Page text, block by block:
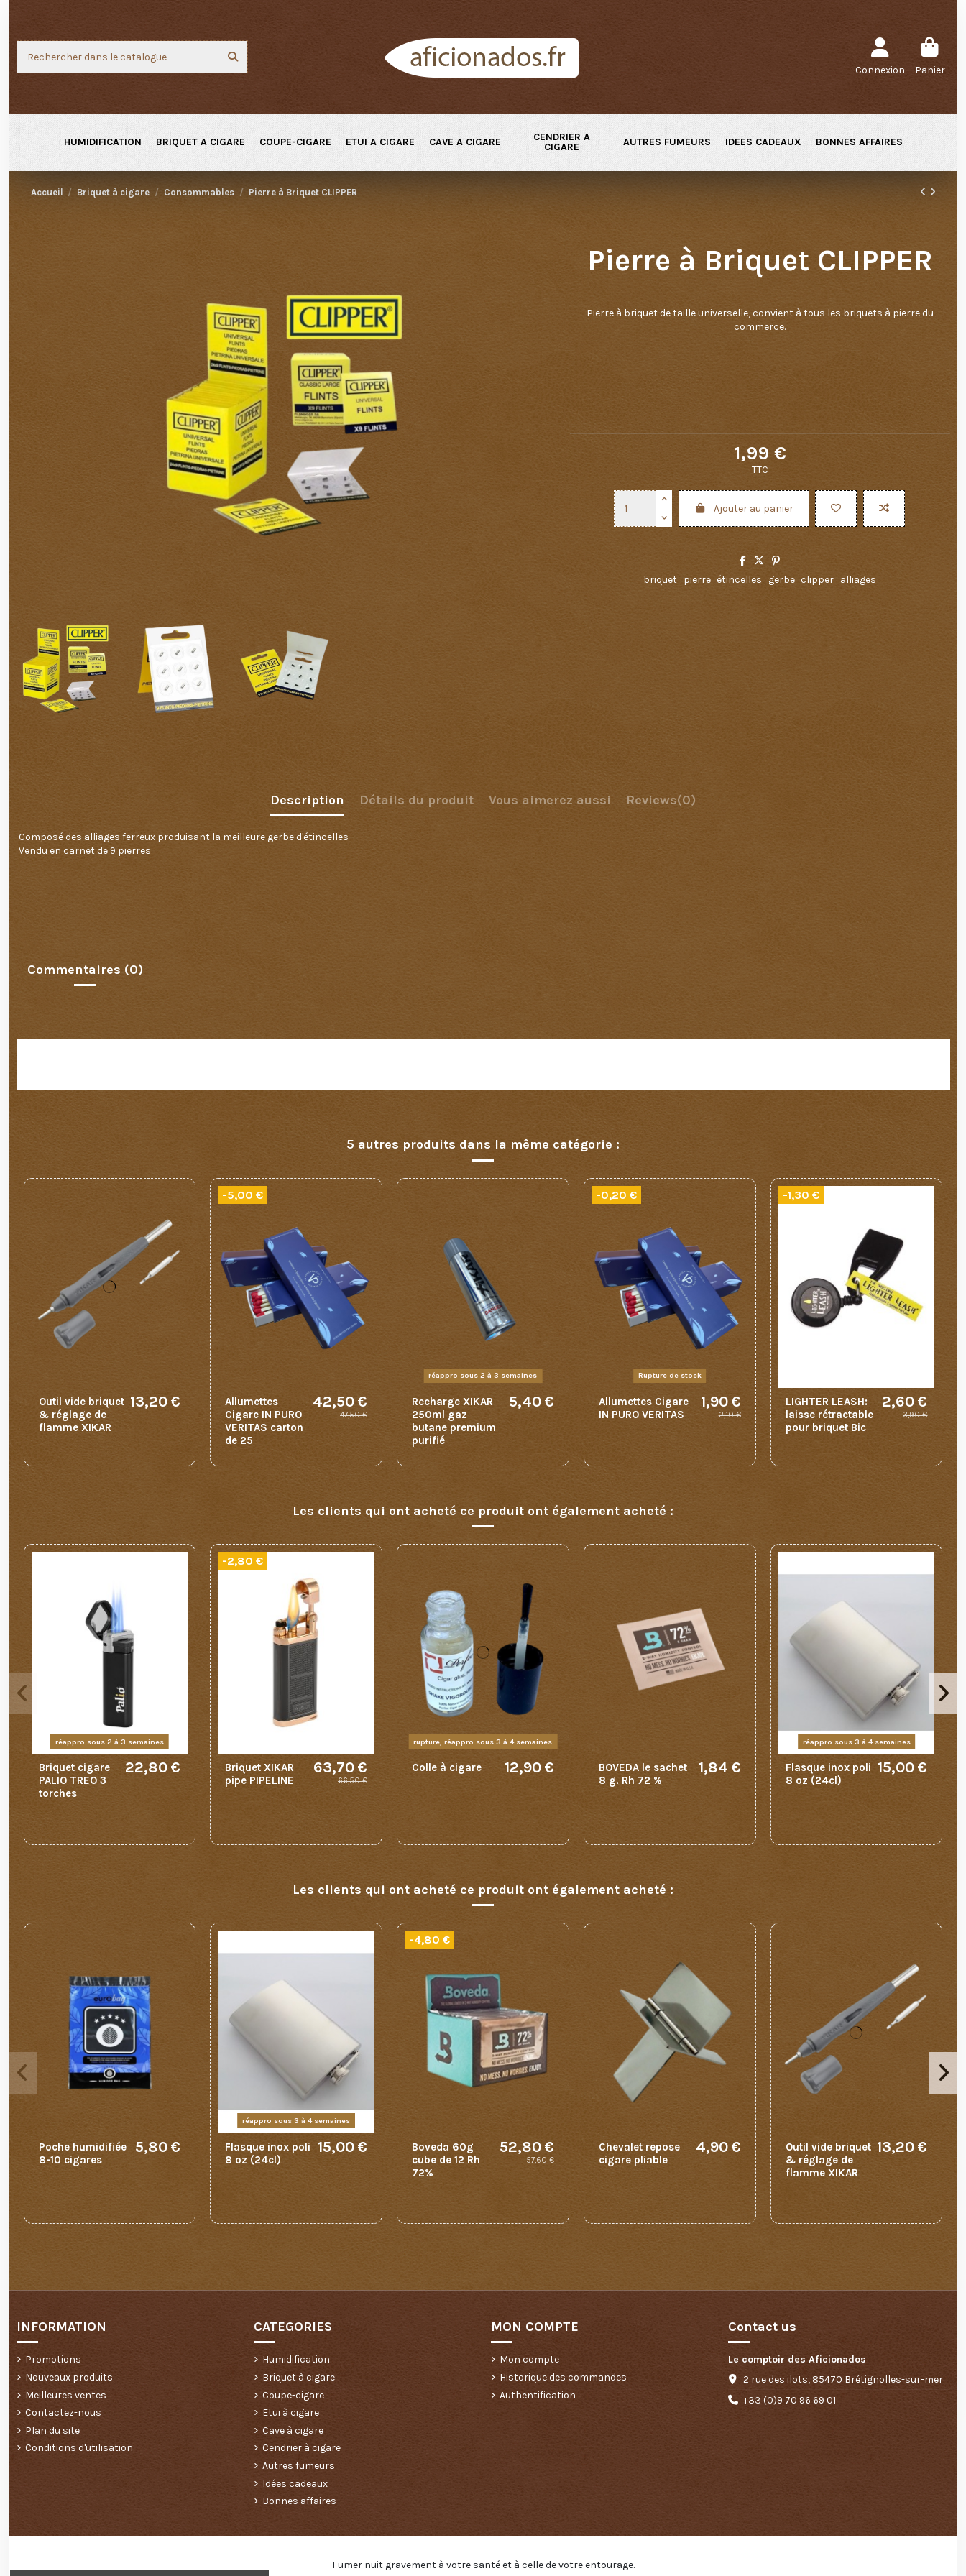
Connexion Panier
HUMIDIFICATION BRIQUET A CIGARE COUPE-CIGARE ETUI A CIGARE CAVE A CIGARE
CENDRIER A
CIGARE
AUTRES FUMEURS IDEES CADEAUX BONNES AFFAIRES
Accueil Briquet à cigare Consommables Pierre à Briquet CLIPPER
Pierre à Briquet CLIPPER
Pierre à briquet de taille universelle, convient à tous les briquets à pierre du
commerce.
1,99 €
TTC
Ajouter au panier
briquet pierre étincelles gerbe clipper alliages
Description Détails du produit Vous aimerez aussi Reviews(0)
Composé des alliages ferreux produisant la meilleure gerbe d'étincelles
Vendu en carnet de 9 pierres
Commentaires (0)
5 autres produits dans la même catégorie :
Outil vide briquet
& réglage de
flamme XIKAR
13,20 €
-5,00 €
Allumettes
Cigare IN PURO
VERITAS carton
de 25
42,50 €
47,50 €
réappro sous 2 à 3 semaines
Recharge XIKAR
250ml gaz
butane premium
purifié
5,40 €
-0,20 €
Rupture de stock
Allumettes Cigare
IN PURO VERITAS
1,90 €
2,10 €
-1,30 €
LIGHTER LEASH:
laisse rétractable
pour briquet Bic
2,60 €
3,90 €
Les clients qui ont acheté ce produit ont également acheté :
réappro sous 2 à 3 semaines
Briquet cigare
PALIO TREO 3
torches
22,80 €
-2,80 €
Briquet XIKAR
pipe PIPELINE
63,70 €
66,50 €
rupture, réappro sous 3 à 4 semaines
Colle à cigare 12,90 €
BOVEDA le sachet
8 g. Rh 72 %
1,84 €
réappro sous 3 à 4 semaines
Flasque inox poli
8 oz (24cl)
15,00 €
Les clients qui ont acheté ce produit ont également acheté :
Poche humidifiée
8-10 cigares
5,80 €
réappro sous 3 à 4 semaines
Flasque inox poli
8 oz (24cl)
15,00 €
-4,80 €
Boveda 60g
cube de 12 Rh
72%
52,80 €
57,60 €
Chevalet repose
cigare pliable
4,90 €
Outil vide briquet
& réglage de
flamme XIKAR
13,20 €
INFORMATION
Promotions
Nouveaux produits
Meilleures ventes
Contactez-nous
Plan du site
Conditions d'utilisation
CATEGORIES
Humidification
Briquet à cigare
Coupe-cigare
Etui à cigare
Cave à cigare
Cendrier à cigare
Autres fumeurs
Idées cadeaux
Bonnes affaires
MON COMPTE
Mon compte
Historique des commandes
Authentification
Contact us
Le comptoir des Aficionados
2 rue des ilots, 85470 Brétignolles-sur-mer
+33 (0)9 70 96 69 01
Fumer nuit gravement à votre santé et à celle de votre entourage.